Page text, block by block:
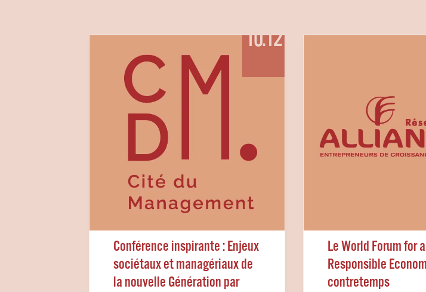
10.12
Conférence inspirante : Enjeux
sociétaux et managériaux de
la nouvelle Génération par
Le World Forum for a
Responsible
contretemps